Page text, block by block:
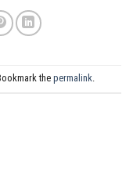
the permalink.